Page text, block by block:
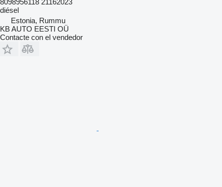
8098956118 21162023
diésel
Estonia, Rummu
KB AUTO EESTI OÜ
Contacte con el vendedor